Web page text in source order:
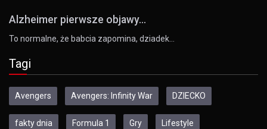
Alzheimer pierwsze objawy...
To normalne, że babcia zapomina, dziadek…
Tagi
Avengers Avengers: Infinity War DZIECKO
fakty dnia Formula 1 Gry Lifestyle